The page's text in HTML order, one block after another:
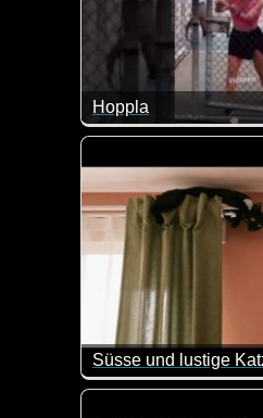
Hoppla
Süsse und lustige
Ein weiterer Teil